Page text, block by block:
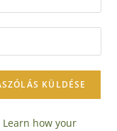
Learn how your